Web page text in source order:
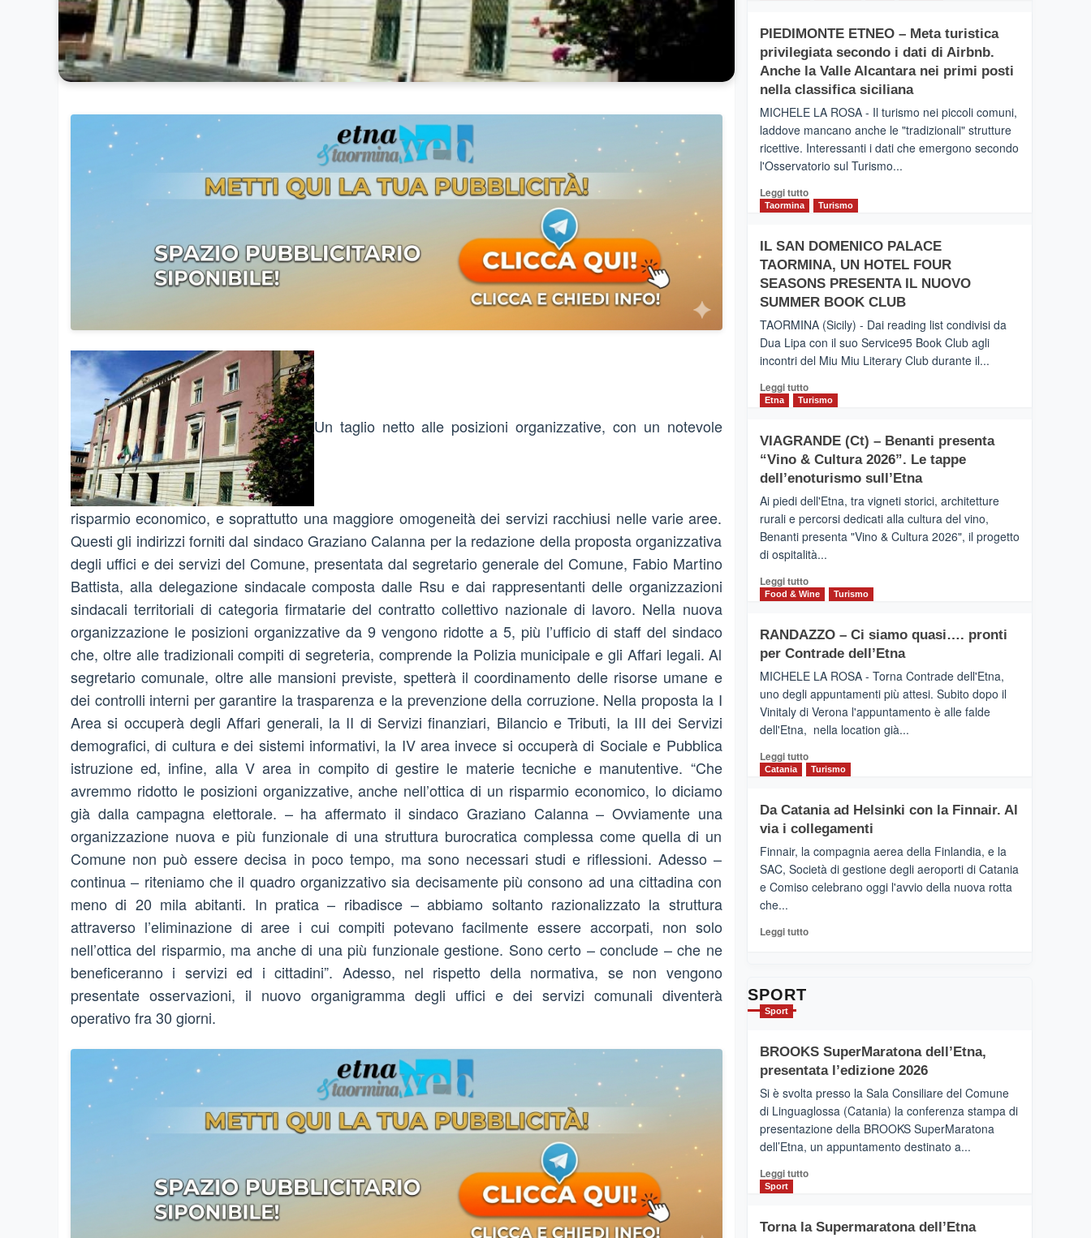
Un taglio netto alle posizioni organizzative, con un notevole
risparmio economico, e soprattutto una maggiore omogeneità dei servizi racchiusi nelle varie aree.
Questi gli indirizzi forniti dal sindaco Graziano Calanna per la redazione della proposta organizzativa
degli uffici e dei servizi del Comune, presentata dal segretario generale del Comune, Fabio Martino
Battista, alla delegazione sindacale composta dalle Rsu e dai rappresentanti delle organizzazioni
sindacali territoriali di categoria firmatarie del contratto collettivo nazionale di lavoro. Nella nuova
organizzazione le posizioni organizzative da 9 vengono ridotte a 5, più l’ufficio di staff del sindaco
che, oltre alle tradizionali compiti di segreteria, comprende la Polizia municipale e gli Affari legali. Al
segretario comunale, oltre alle mansioni previste, spetterà il coordinamento delle risorse umane e
dei controlli interni per garantire la trasparenza e la prevenzione della corruzione. Nella proposta la I
Area si occuperà degli Affari generali, la II di Servizi finanziari, Bilancio e Tributi, la III dei Servizi
demografici, di cultura e dei sistemi informativi, la IV area invece si occuperà di Sociale e Pubblica
istruzione ed, infine, alla V area in compito di gestire le materie tecniche e manutentive. “Che
avremmo ridotto le posizioni organizzative, anche nell’ottica di un risparmio economico, lo diciamo
già dalla campagna elettorale. – ha affermato il sindaco Graziano Calanna – Ovviamente una
organizzazione nuova e più funzionale di una struttura burocratica complessa come quella di un
Comune non può essere decisa in poco tempo, ma sono necessari studi e riflessioni. Adesso –
continua – riteniamo che il quadro organizzativo sia decisamente più consono ad una cittadina con
meno di 20 mila abitanti. In pratica – ribadisce – abbiamo soltanto razionalizzato la struttura
attraverso l’eliminazione di aree i cui compiti potevano facilmente essere accorpati, non solo
nell’ottica del risparmio, ma anche di una più funzionale gestione. Sono certo – conclude – che ne
beneficeranno i servizi ed i cittadini”. Adesso, nel rispetto della normativa, se non vengono
presentate osservazioni, il nuovo organigramma degli uffici e dei servizi comunali diventerà
operativo fra 30 giorni.
CATANIA
–
Inaugurato
il
collegamento
tra
Catania
e
operato
da
PIEDIMONTE ETNEO – Meta turistica
privilegiata secondo i dati di Airbnb.
Anche la Valle Alcantara nei primi posti
nella classifica siciliana
MICHELE LA ROSA - Il turismo nei piccoli comuni,
laddove mancano anche le "tradizionali" strutture
ricettive. Interessanti i dati che emergono secondo
l'Osservatorio sul Turismo...
Leggi tuttoLeggi
PIEDIMONTE
ETNEO
–
Meta
privilegiata
secondo
i
di
Airbnb.
la
Valle
Alcantara
nei
primi
classifica
siciliana
Taormina Turismo
IL SAN DOMENICO PALACE
TAORMINA, UN HOTEL FOUR
SEASONS PRESENTA IL NUOVO
SUMMER BOOK CLUB
TAORMINA (Sicily) - Dai reading list condivisi da
Dua Lipa con il suo Service95 Book Club agli
incontri del Miu Miu Literary Club durante il...
Leggi tuttoLeggi
di
IL
SAN
DOMENICO
TAORMINA,
UN
HOTEL
FOUR
PRESENTA
IL
SUMMER
BOOK
CLUB
Etna Turismo
VIAGRANDE (Ct) – Benanti presenta
“Vino & Cultura 2026”. Le tappe
dell’enoturismo sull’Etna
Ai piedi dell'Etna, tra vigneti storici, architetture
rurali e percorsi dedicati alla cultura del vino,
Benanti presenta "Vino & Cultura 2026", il progetto
di ospitalità...
Leggi tuttoLeggi
di
VIAGRANDE
(Ct)
–
presenta
“Vino
&
2026”.
Le
dell’enoturismo
sull’Etna
Food & Wine Turismo
RANDAZZO – Ci siamo quasi…. pronti
per Contrade dell’Etna
MICHELE LA ROSA - Torna Contrade dell'Etna,
uno degli appuntamenti più attesi. Subito dopo il
Vinitaly di Verona l'appuntamento è alle falde
dell'Etna, nella location già...
Leggi tuttoLeggi
di
RANDAZZO
–
siamo
quasi….
pronti
dell’Etna
Catania Turismo
Da Catania ad Helsinki con la Finnair. Al
via i collegamenti
Finnair, la compagnia aerea della Finlandia, e la
SAC, Società di gestione degli aeroporti di Catania
e Comiso celebrano oggi l'avvio della nuova rotta
che...
Leggi tuttoLeggi
con
la
Al
via
i
collegamenti
SPORT
Sport
BROOKS SuperMaratona dell’Etna,
presentata l’edizione 2026
Si è svolta presso la Sala Consiliare del Comune
di Linguaglossa (Catania) la conferenza stampa di
presentazione della BROOKS SuperMaratona
dell’Etna, un appuntamento destinato a...
Leggi tuttoLeggi
BROOKS
Sport
Torna la Supermaratona dell’Etna